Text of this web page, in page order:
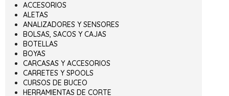
ACCESORIOS
ALETAS
ANALIZADORES Y SENSORES
BOLSAS, SACOS Y CAJAS
BOTELLAS
BOYAS
CARCASAS Y ACCESORIOS
CARRETES Y SPOOLS
CURSOS DE BUCEO
HERRAMIENTAS DE CORTE